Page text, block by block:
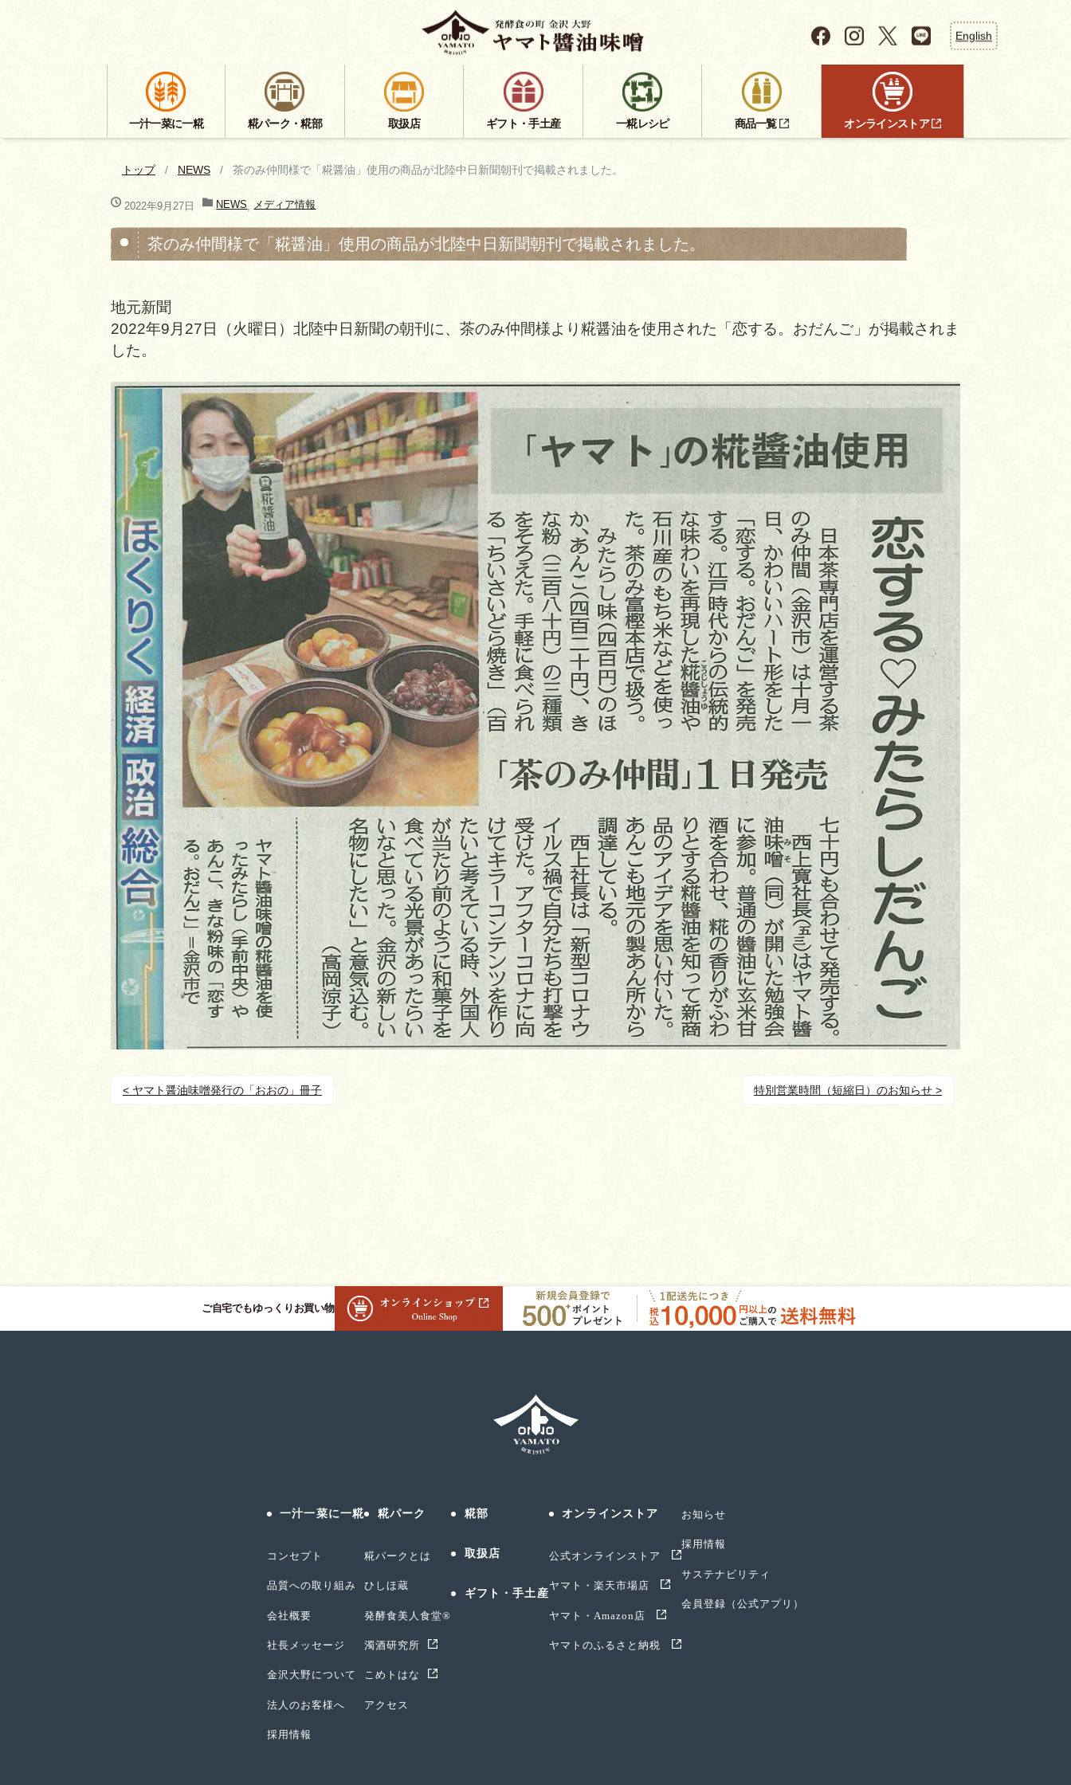
English
一汁一菜に一糀 糀パーク・糀部 取扱店 ギフト・手土産 一糀レシピ 商品一覧 オンラインストア
トップ NEWS 茶のみ仲間様で「糀醤油」使用の商品が北陸中日新聞朝刊で掲載されました。
2022年9月27日 NEWS,メディア情報
茶のみ仲間様で「糀醤油」使用の商品が北陸中日新聞朝刊で掲載されました。
地元新聞
2022年9月27日（火曜日）北陸中日新聞の朝刊に、茶のみ仲間様より糀醤油を使用された「恋する。おだんご」が掲載されま
した。
< ヤマト醤油味噌発行の「おおの」冊子 特別営業時間（短縮日）のお知らせ >
ご自宅でもゆっくりお買い物
一汁一菜に一糀
コンセプト
品質への取り組み
会社概要
社長メッセージ
金沢大野について
法人のお客様へ
採用情報
糀パーク
糀パークとは
ひしほ蔵
発酵食美人食堂®
濁酒研究所
こめトはな
アクセス
糀部
取扱店
ギフト・手土産
オンラインストア
公式オンラインストア
ヤマト・楽天市場店
ヤマト・Amazon店
ヤマトのふるさと納税
お知らせ
採用情報
サステナビリティ
会員登録（公式アプリ）